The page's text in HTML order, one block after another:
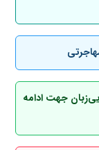
جهت ادامه